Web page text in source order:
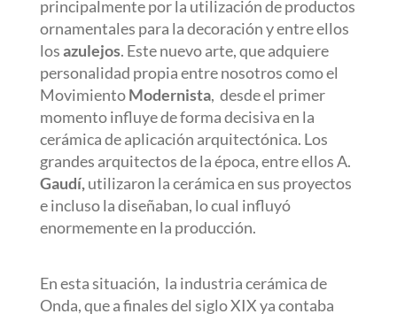
principalmente por la utilización de productos
ornamentales para la decoración y entre ellos
losazulejos. Este nuevo arte, que adquiere
personalidad propia entre nosotros como el
MovimientoModernista, desde el primer
momento influye de forma decisiva en la
cerámica de aplicación arquitectónica. Los
grandes arquitectos de la época, entre ellos A.
Gaudí,utilizaron la cerámica en sus proyectos
e incluso la diseñaban, lo cual influyó
enormemente en la producción.
En esta situación, la industria cerámica de
Onda, que a finales del siglo XIX ya contaba